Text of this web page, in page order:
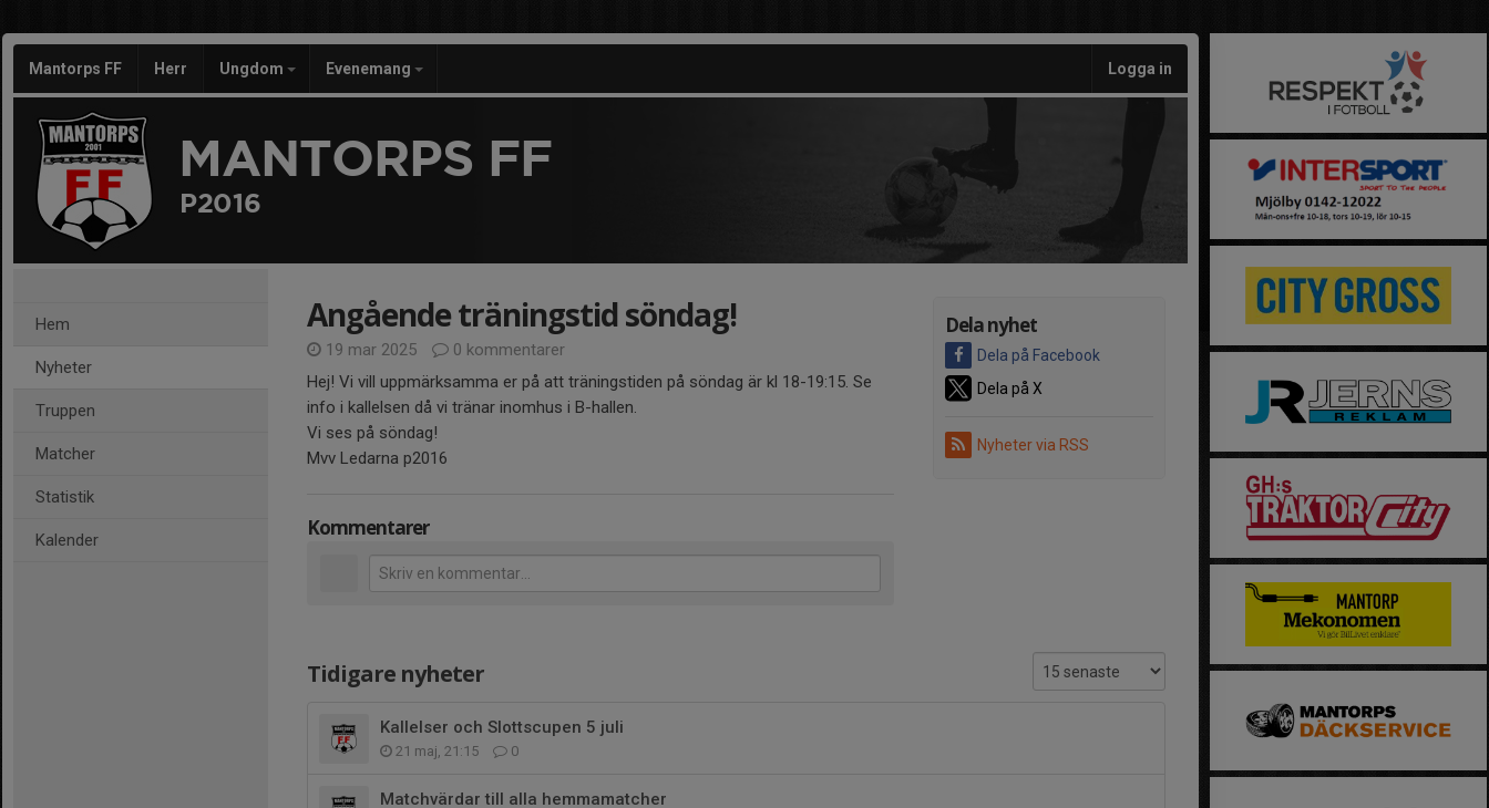
Mantorps FF Herr Ungdom Evenemang Logga in
MANTORPS FF
P2016
Hem
Nyheter
Truppen
Matcher
Statistik
Kalender
Dela nyhet
Dela på Facebook
Dela på X
Nyheter via RSS
Angående träningstid söndag!
19 mar 2025
0 kommentarer
Hej! Vi vill uppmärksamma er på att träningstiden på söndag är kl 18-19:15. Se
info i kallelsen då vi tränar inomhus i B-hallen.
Vi ses på söndag!
Mvv Ledarna p2016
Kommentarer
Tidigare nyheter
Kallelser och Slottscupen 5 juli
21 maj, 21:15 0
Matchvärdar till alla hemmamatcher